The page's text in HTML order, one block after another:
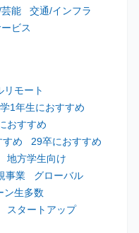
能
交通/インフラ
ビス
リモート
1年生におすすめ
おすすめ
すめ
29卒におすすめ
地方学生向け
事業
グローバル
ン生多数
スタートアップ